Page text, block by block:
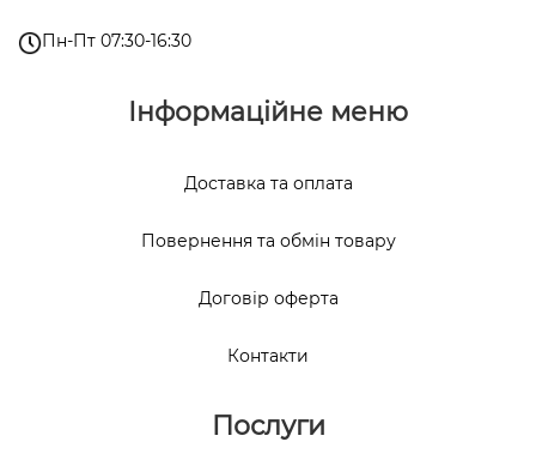
Пн-Пт 07:30-16:30
Інформаційне меню
Доставка та оплата
Повернення та обмін товару
Договір оферта
Контакти
Послуги